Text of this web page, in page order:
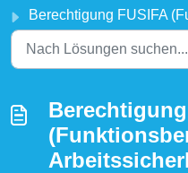
Berechtigung FUSIFA